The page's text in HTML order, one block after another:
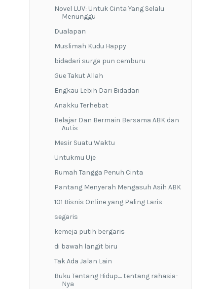
Novel LUV: Untuk Cinta Yang Selalu
Menunggu
Dualapan
Muslimah Kudu Happy
bidadari surga pun cemburu
Gue Takut Allah
Engkau Lebih Dari Bidadari
Anakku Terhebat
Belajar Dan Bermain Bersama ABK dan
Autis
Mesir Suatu Waktu
Untukmu Uje
Rumah Tangga Penuh Cinta
Pantang Menyerah Mengasuh Asih ABK
101 Bisnis Online yang Paling Laris
segaris
kemeja putih bergaris
di bawah langit biru
Tak Ada Jalan Lain
Buku Tentang Hidup.... tentang rahasia-
Nya